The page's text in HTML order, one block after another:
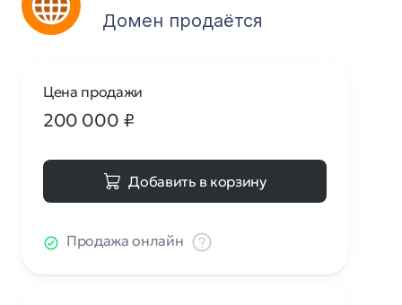
Домен продаётся
Цена продажи
200 000 ₽
Добавить в корзину
Продажа онлайн